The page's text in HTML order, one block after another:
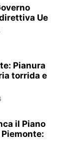
Ue
Pianura
torrida e
il Piano